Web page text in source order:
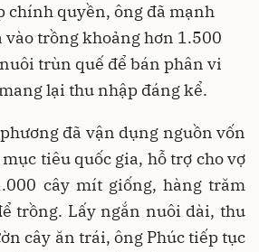
chính quyền, ông đã mạnh
vào trồng khoảng hơn 1.500
trùn quế để bán phân vi
lại thu nhập đáng kể.
đã vận dụng nguồn vốn
tiêu quốc gia, hỗ trợ cho vợ
cây mít giống, hàng trăm
trồng. Lấy ngắn nuôi dài, thu
cây ăn trái, ông Phúc tiếp tục